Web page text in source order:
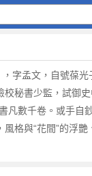
字孟文，自號葆
校秘書少監，試御
凡數千卷。或手自
格與“花間”的浮